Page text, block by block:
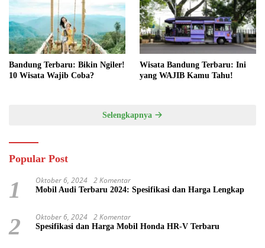
Bandung Terbaru: Bikin Ngiler!
10 Wisata Wajib Coba?
Wisata Bandung Terbaru: Ini
yang WAJIB Kamu Tahu!
Selengkapnya
Popular Post
1 Oktober 6, 2024 2 Komentar
Mobil Audi Terbaru 2024: Spesifikasi dan Harga Lengkap
2 Oktober 6, 2024 2 Komentar
Spesifikasi dan Harga Mobil Honda HR-V Terbaru